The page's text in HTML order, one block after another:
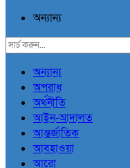
অন্যান্য
অন্যান্য
অপরাধ
অর্থনীতি
আইন-আদালত
আন্তর্জাতিক
আবহাওয়া
আরো